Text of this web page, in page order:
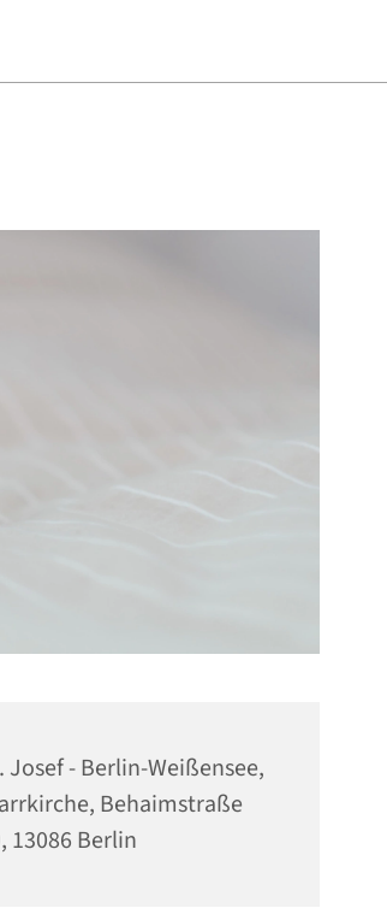
Josef - Berlin-Weißensee,
Behaimstraße
13086 Berlin